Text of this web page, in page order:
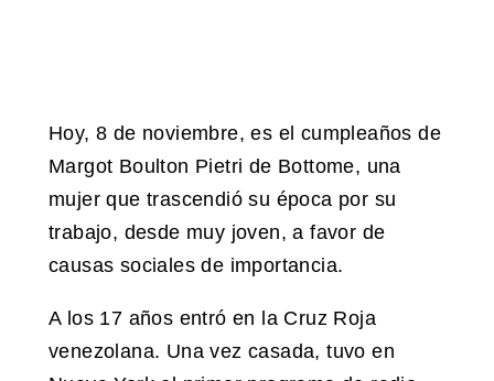
Hoy, 8 de noviembre, es el cumpleaños de
Margot Boulton Pietri de Bottome, una
mujer que trascendió su época por su
trabajo, desde muy joven, a favor de
causas sociales de importancia.
A los 17 años entró en la Cruz Roja
venezolana. Una vez casada, tuvo en